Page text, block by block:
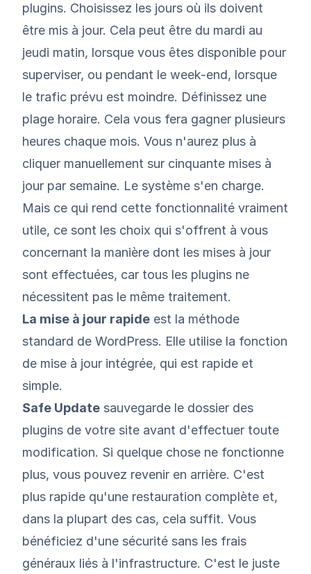
plugins. Choisissez les jours où ils doivent
être mis à jour. Cela peut être du mardi au
jeudi matin, lorsque vous êtes disponible pour
superviser, ou pendant le week-end, lorsque
le trafic prévu est moindre. Définissez une
plage horaire. Cela vous fera gagner plusieurs
heures chaque mois. Vous n'aurez plus à
cliquer manuellement sur cinquante mises à
jour par semaine. Le système s'en charge.
Mais ce qui rend cette fonctionnalité vraiment
utile, ce sont les choix qui s'offrent à vous
concernant la manière dont les mises à jour
sont effectuées, car tous les plugins ne
nécessitent pas le même traitement.
La mise à jour rapide est la méthode
standard de WordPress. Elle utilise la fonction
de mise à jour intégrée, qui est rapide et
simple.
Safe Update sauvegarde le dossier des
plugins de votre site avant d'effectuer toute
modification. Si quelque chose ne fonctionne
plus, vous pouvez revenir en arrière. C'est
plus rapide qu'une restauration complète et,
dans la plupart des cas, cela suffit. Vous
bénéficiez d'une sécurité sans les frais
généraux liés à l'infrastructure. C'est le juste